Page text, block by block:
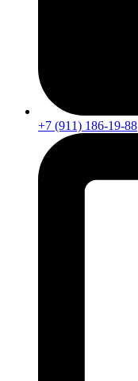
+7 (911) 186-19-88